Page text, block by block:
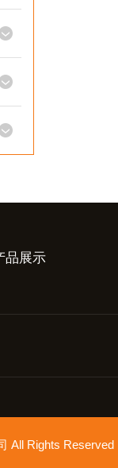
品展示
All Rights